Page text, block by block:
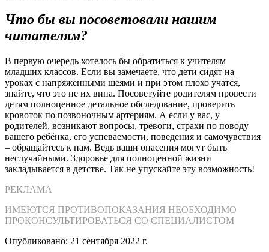
Что бы вы посоветовали нашим
читателям?
В первую очередь хотелось бы обратиться к учителям
младших классов. Если вы замечаете, что дети сидят на
уроках с напряжёнными шеями и при этом плохо учатся,
знайте, что это не их вина. Посоветуйте родителям провести
детям полноценное детальное обследование, проверить
кровоток по позвоночным артериям. А если у вас, у
родителей, возникают вопросы, тревоги, страхи по поводу
вашего ребёнка, его успеваемости, поведения и самочувствия
– обращайтесь к нам. Ведь ваши опасения могут быть
неслучайными. Здоровье для полноценной жизни
закладывается в детстве. Так не упускайте эту возможность!
РЕКЛАМА
ИМЕЮТСЯ ПРОТИВОПОКАЗАНИЯ НЕОБХОДИМО
ПРОКОНСУЛЬТИРОВАТЬСЯ СО СПЕЦИАЛИСТОМ
Опубликовано: 21 сентября 2022 г.